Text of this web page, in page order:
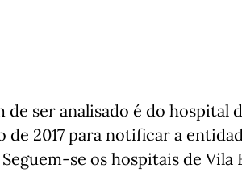
ser analisado é do hospital
de 2017 para notificar a
se os hospitais de Vila